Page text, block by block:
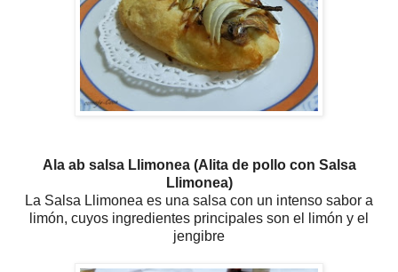
Ala ab salsa Llimonea (Alita de pollo con Salsa
Llimonea)
La Salsa Llimonea es una salsa con un intenso sabor a
limón, cuyos ingredientes principales son el limón y el
jengibre